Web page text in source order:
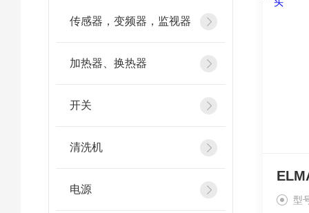
传感器，变频器，监视器
加热器、换热器
开关
清洗机
电源
型